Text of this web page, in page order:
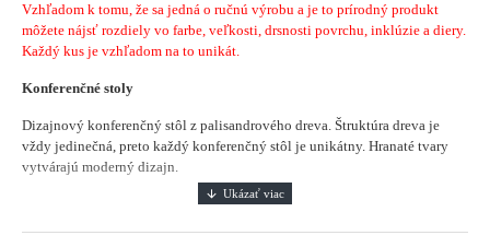
Vzhľadom k tomu, že sa jedná o ručnú výrobu a je to prírodný produkt
môžete nájsť rozdiely vo farbe, veľkosti, drsnosti povrchu, inklúzie a diery.
Každý kus je vzhľadom na to unikát.
Konferenčné stoly
Dizajnový konferenčný stôl z palisandrového dreva. Štruktúra dreva je
vždy jedinečná, preto každý konferenčný stôl je unikátny. Hranaté tvary
vytvárajú moderný dizajn.